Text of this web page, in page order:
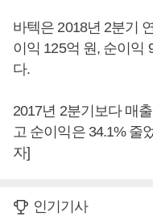
바텍은 2018년 2분기
이익 125억 원, 순이익
다.
2017년 2분기보다 매
고 순이익은 34.1% 줄
자]
인기기사